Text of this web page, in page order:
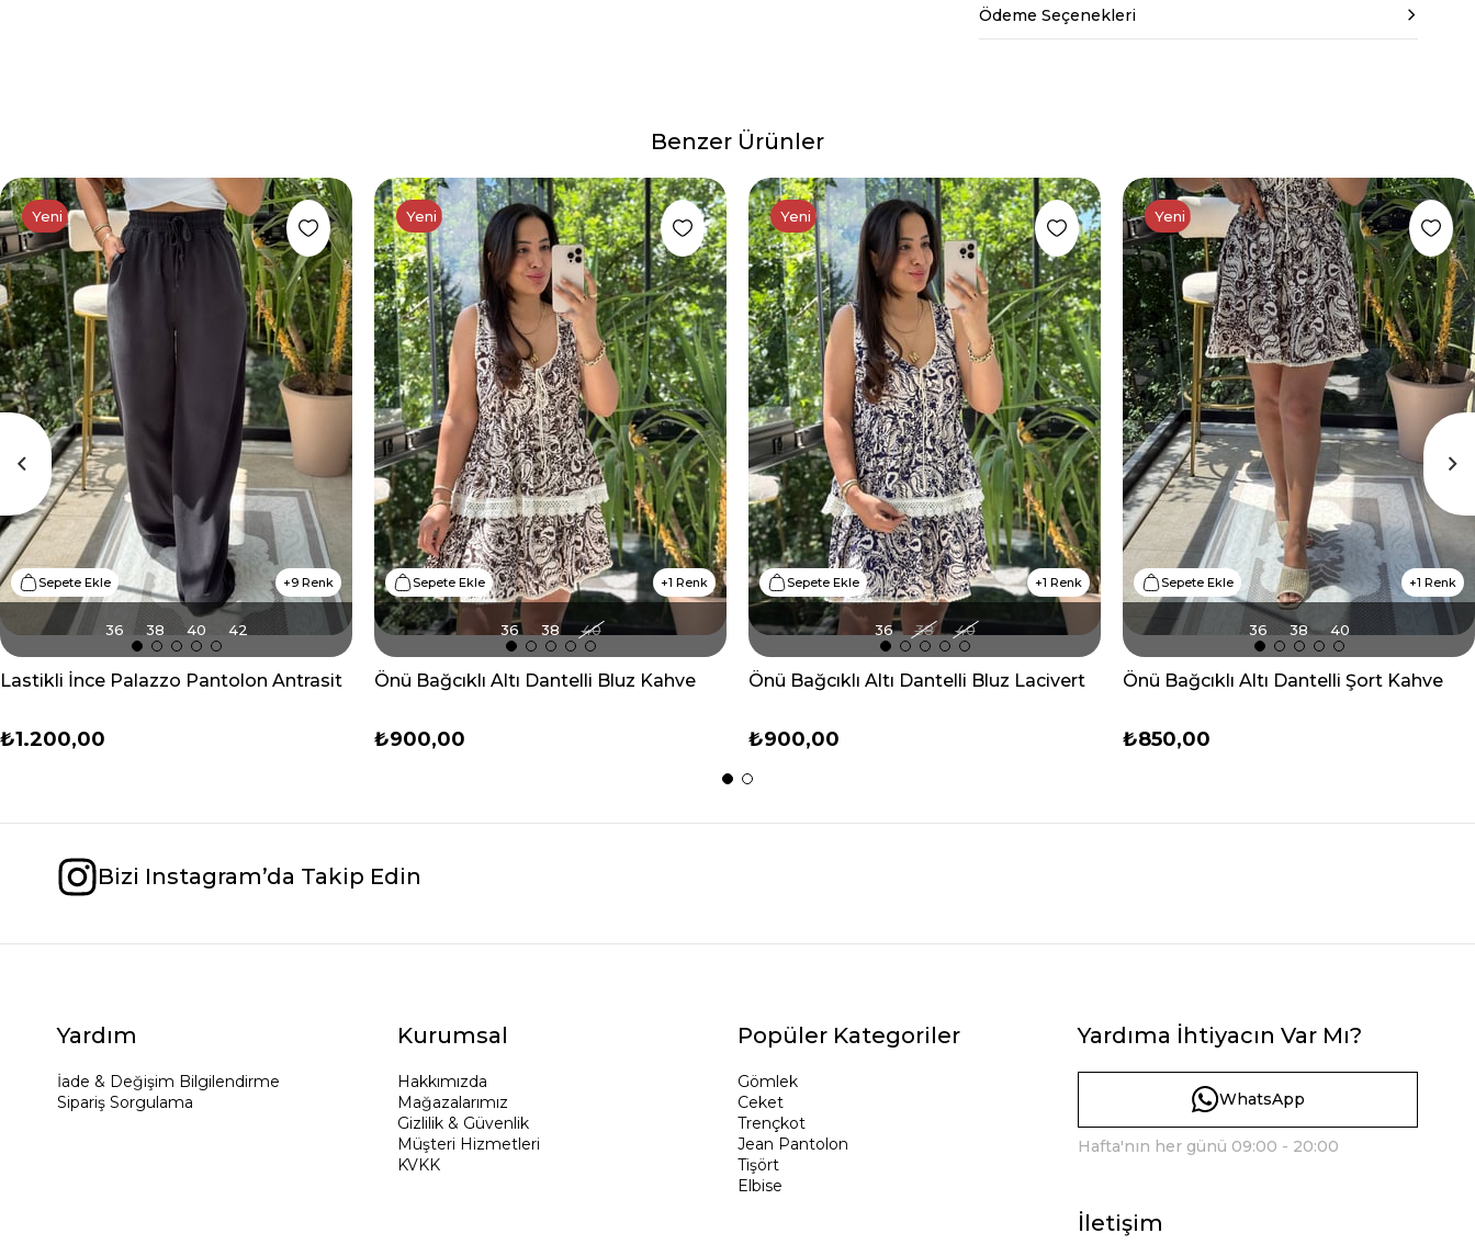
Ödeme Seçenekleri
Benzer Ürünler
9 Renk
Lastikli İnce Palazzo Pantolon Antrasit
₺1.200,00
Sepete Ekle
36 38 40 42
Yeni Ürün
1 Renk
Önü Bağcıklı Altı Dantelli Bluz Kahve
₺900,00
Sepete Ekle
36 38 40
Yeni Ürün
1 Renk
Önü Bağcıklı Altı Dantelli Bluz Lacivert
₺900,00
Sepete Ekle
36 38 40
Yeni Ürün
1 Renk
Önü Bağcıklı Altı Dantelli Şort Kahve
₺850,00
Sepete Ekle
36 38 40
Yeni Ürün
Bizi Instagram’da Takip Edin
Yardım
İade & Değişim Bilgilendirme
Sipariş Sorgulama
Kurumsal
Hakkımızda
Mağazalarımız
Gizlilik & Güvenlik
Müşteri Hizmetleri
KVKK
Popüler Kategoriler
Gömlek
Ceket
Trençkot
Jean Pantolon
Tişört
Elbise
Yardıma İhtiyacın Var Mı?
WhatsApp
Hafta'nın her günü 09:00 - 20:00
İletişim